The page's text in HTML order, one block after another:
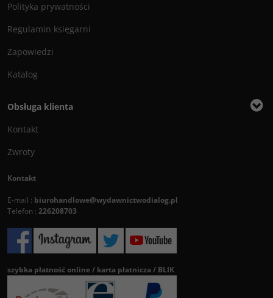
Polityka prywatności
Regulamin księgarni
Zapowiedzi
Katalog
Obsługa klienta
Kontakt
Zwroty
Kontakt
E-mail : biurohandlowe@wydawnictwodialog.pl
Telefon : 226208703
szybka płatność online / karta płatnicza / BLIK